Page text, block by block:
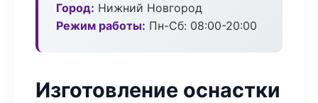
Город: Нижний Новгород
Режим работы: Пн-Сб: 08:00-20:00
Изготовление оснастки